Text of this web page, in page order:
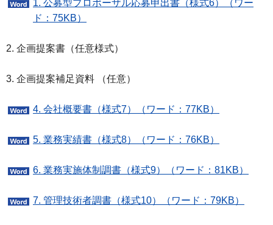
1. 公募型プロポーザル応募申出書（様式6）（ワー
ド：75KB）
2. 企画提案書（任意様式）
3. 企画提案補足資料 （任意）
4. 会社概要書（様式7）（ワード：77KB）
5. 業務実績書（様式8）（ワード：76KB）
6. 業務実施体制調書（様式9）（ワード：81KB）
7. 管理技術者調書（様式10）（ワード：79KB）